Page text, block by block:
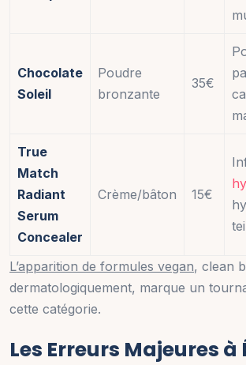
Chocolate
Soleil
Poudre
bronzante
35€
True
Match
Radiant
Serum
Concealer
Crème/bâton 15€
L’apparition de formules vegan, clean
dermatologiquement, marque un
cette catégorie.
Les Erreurs Majeures à